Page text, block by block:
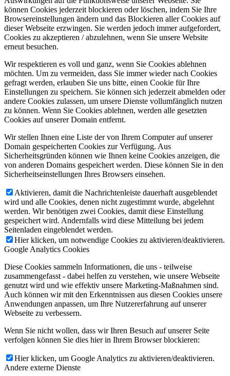
können Cookies jederzeit blockieren oder löschen, indem Sie Ihre
Browsereinstellungen ändern und das Blockieren aller Cookies auf
dieser Webseite erzwingen. Sie werden jedoch immer aufgefordert,
Cookies zu akzeptieren / abzulehnen, wenn Sie unsere Website
erneut besuchen.
Wir respektieren es voll und ganz, wenn Sie Cookies ablehnen
möchten. Um zu vermeiden, dass Sie immer wieder nach Cookies
gefragt werden, erlauben Sie uns bitte, einen Cookie für Ihre
Einstellungen zu speichern. Sie können sich jederzeit abmelden oder
andere Cookies zulassen, um unsere Dienste vollumfänglich nutzen
zu können. Wenn Sie Cookies ablehnen, werden alle gesetzten
Cookies auf unserer Domain entfernt.
Wir stellen Ihnen eine Liste der von Ihrem Computer auf unserer
Domain gespeicherten Cookies zur Verfügung. Aus
Sicherheitsgründen können wie Ihnen keine Cookies anzeigen, die
von anderen Domains gespeichert werden. Diese können Sie in den
Sicherheitseinstellungen Ihres Browsers einsehen.
Aktivieren, damit die Nachrichtenleiste dauerhaft ausgeblendet
wird und alle Cookies, denen nicht zugestimmt wurde, abgelehnt
werden. Wir benötigen zwei Cookies, damit diese Einstellung
gespeichert wird. Andernfalls wird diese Mitteilung bei jedem
Seitenladen eingeblendet werden.
Hier klicken, um notwendige Cookies zu aktivieren/deaktivieren.
Google Analytics Cookies
Diese Cookies sammeln Informationen, die uns - teilweise
zusammengefasst - dabei helfen zu verstehen, wie unsere Webseite
genutzt wird und wie effektiv unsere Marketing-Maßnahmen sind.
Auch können wir mit den Erkenntnissen aus diesen Cookies unsere
Anwendungen anpassen, um Ihre Nutzererfahrung auf unserer
Webseite zu verbessern.
Wenn Sie nicht wollen, dass wir Ihren Besuch auf unserer Seite
verfolgen können Sie dies hier in Ihrem Browser blockieren:
Hier klicken, um Google Analytics zu aktivieren/deaktivieren.
Andere externe Dienste